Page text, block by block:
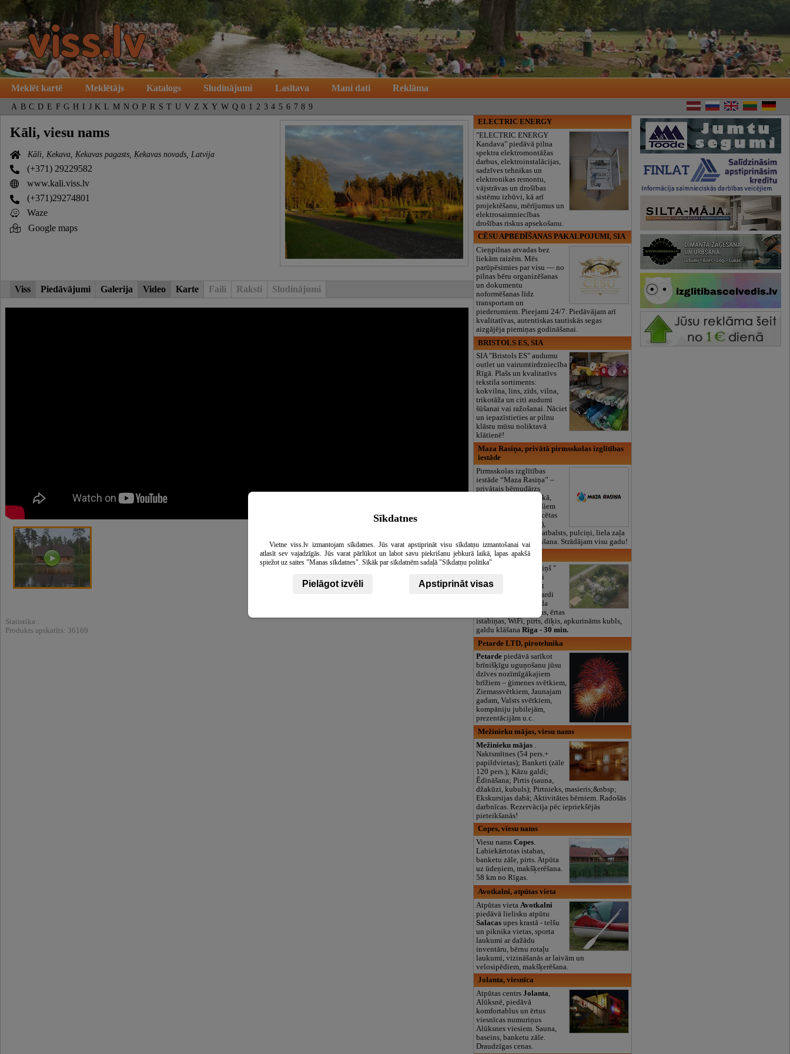
Meklēt kartē Meklētājs Katalogs Sludinājumi Lasītava Mani dati Reklāma
A B C D E F G H I J K L M N O P R S T U V Z X Y W Q 0 1 2 3 4 5 6 7 8 9
Kāli, viesu nams
Kāli, Ķekava, Ķekavas pagasts, Ķekavas novads, Latvija
(+371) 29229582
www.kali.viss.lv
(+371)29274801
Waze
Google maps
Viss Piedāvājumi Galerija Video Karte Faili Raksti Sludinājumi
Statistika :
Produkts apskatīts: 36169
ELECTRIC ENERGY
"ELECTRIC ENERGY
Kandava" piedāvā pilna
spektra elektromontāžas
darbus, elektroinstalācijas,
sadzīves tehnikas un
elektronikas remontu,
vājstrāvas un drošības
sistēmu izbūvi, kā arī
projektēšanu, mērījumus un
elektrosaimniecības
drošības riskus apsekošanu.
CĒSU APBEDĪŠANAS PAKALPOJUMI, SIA
Cieņpilnas atvadas bez
liekām raizēm. Mēs
parūpēsimies par visu — no
pilnas bēru organizēšanas
un dokumentu
noformēšanas līdz
transportam un
piederumiem. Pieejami 24/7. Piedāvājam arī
kvalitatīvas, autentiskas tautiskās segas
aizgājēja piemiņas godināšanai.
BRISTOLS ES, SIA
SIA "Bristols ES" audumu
outlet un vairumtirdzniecība
Rīgā. Plašs un kvalitatīvs
tekstila sortiments:
kokvilna, lins, zīds, vilna,
trikotāža un citi audumi
šūšanai vai ražošanai. Nāciet
un iepazīstieties ar pilnu
klāstu mūsu noliktavā
klātienē!
Maza Rasiņa, privātā pirmsskolas izglītības
iestāde
Pirmsskolas izglītības
iestāde “Maza Rasiņa” –
privātais bērnudārzs
Pārdaugavā, Zasulaukā,
bērniem no 10 mēnešiem
līdz 6 gadiem. Licencētas
programmas (LV/RU),
logopēds, speciālais atbalsts, pulciņi, liela zaļa
teritorija un 3x ēdināšana. Strādājam visu gadu!
Eglieni, viesu māja
Viesu nams un krodziņš "
" aicina jauki
pavadīt laiku , baudīt
veselīgu atpūtu un gardi
paēst &nbsp;visa gada
garumā. Labiekārtotas, ērtas
istabiņas, WiFi, pirts, dīķis, apkurināms kubls,
galdu klāšanaRīga - 30 min.
Petarde LTD, pirotehnika
Petarde piedāvā sarīkot
brīnišķīgu uguņošanu jūsu
dzīves nozīmīgākajiem
brīžiem – ģimenes svētkiem,
Ziemassvētkiem, Jaunajam
gadam, Valsts svētkiem,
kompāniju jubilejām,
prezentācijām u.c.
Mežinieku mājas, viesu nams
Mežinieku mājas
Naktsmītnes (54 pers.+
papildvietas); Banketi (zāle
120 pers.); Kāzu galdi;
Ēdināšana; Pirtis (sauna,
džakūzi, kubuls); Pirtnieks, masieris;&nbsp;
Ekskursijas dabā; Aktivitātes bērniem. Radošās
darbnīcas. Rezervācija pēc iepriekšējās
pieteikšanās!
Copes, viesu nams
Viesu namsCopes.
Labiekārtotas istabas,
banketu zāle, pirts. Atpūta
uz ūdeņiem, makšķerēšana.
58 km no Rīgas.
Avotkalni, atpūtas vieta
Atpūtas vieta Avotkalni
piedāvā lielisku atpūtu
Salacas upes krastā - telšu
un piknika vietas, sporta
laukumi ar dažādu
inventāru, bērnu rotaļu
laukumi, vizināšanās ar laivām un
velosipēdiem, makšķerēšana.
Jolanta, viesnīca
Atpūtas centrsJolanta,
Alūksnē, piedāvā
komfortablus un ērtus
viesnīcas numuriņus
Alūksnes viesiem. Sauna,
baseins, banketu zāle.
Draudzīgas cenas.
Sīkdatnes
Vietne viss.lv izmantojam sīkdatnes. Jūs varat apstiprināt visu sīkdatņu izmantošanai vai
atlasīt sev vajadzīgās. Jūs varat pārlūkot un labot savu piekrišanu jebkurā laikā, lapas apakšā
spiežot uz saites "Manas sīkdatnes". Sīkāk par sīkdatnēm sadaļā "Sīkdatņu politika"
Pielāgot izvēli Apstiprināt visas